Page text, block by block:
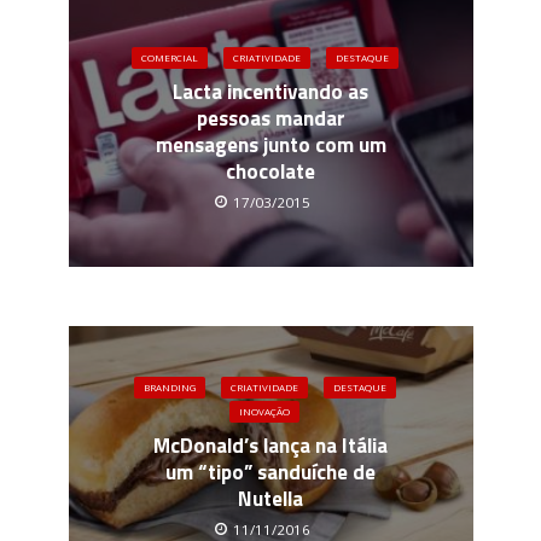
COMERCIAL CRIATIVIDADE DESTAQUE
Lacta incentivando as
pessoas mandar
mensagens junto com um
chocolate
17/03/2015
BRANDING CRIATIVIDADE
DESTAQUE
INOVAÇÃO
McDonald’s lança na Itália
um “tipo” sanduíche de
Nutella
11/11/2016